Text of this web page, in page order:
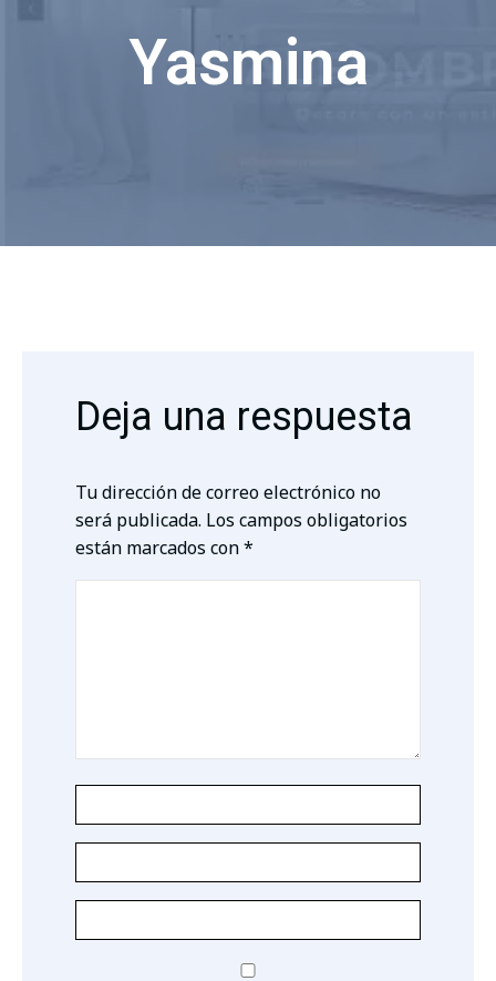
Yasmina
Deja una respuesta
Tu dirección de correo electrónico no
será publicada. Los campos obligatorios
están marcados con*